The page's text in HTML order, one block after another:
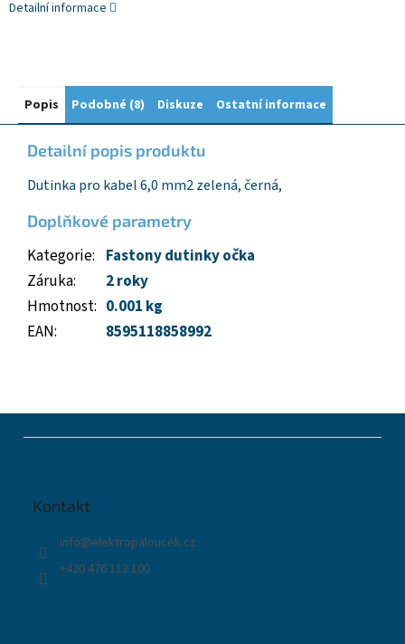
Detailní informace
Popis Podobné (8) Diskuze Ostatní informace
Detailní popis produktu
Dutinka pro kabel 6,0 mm2 zelená, černá,
Doplňkové parametry
Kategorie: Fastony dutinky očka
Záruka:
2 roky
Hmotnost: 0.001 kg
EAN: 8595118858992
Kontakt
info@elektropaloucek.cz
+420 476 112 100